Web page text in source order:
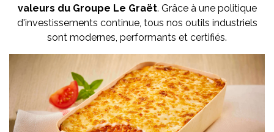
valeurs du Groupe Le Graët. Grâce à une politique
d'investissements continue, tous nos outils industriels
sont modernes, performants et certifiés.